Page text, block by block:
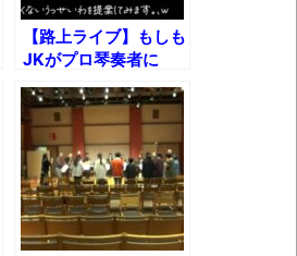
のデカさが規格外だったｗ
でしょう、ファインマンさ
発売
で2400万円超えの美女、水着
【路上ライブ】もしも
JKがプロ琴奏者に
『うっせぇわ』をリク
エストしたら・・・